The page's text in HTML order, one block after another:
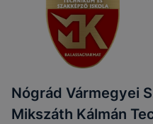
Nógrád Vármegyei
Mikszáth Kálmán